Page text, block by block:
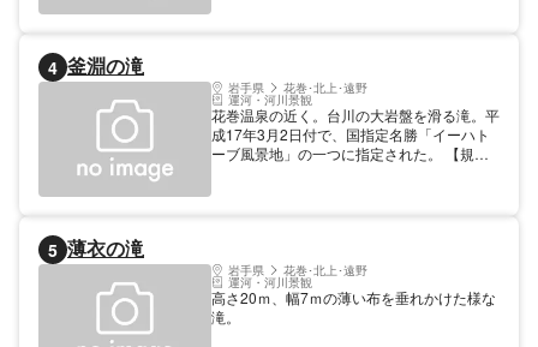
4 釜淵の滝
岩手県 花巻･北上･遠野
運河・河川景観
花巻温泉の近く。台川の大岩盤を滑る滝。平
成17年3月2日付で、国指定名勝「イーハト
ーブ風景地」の一つに指定された。 【規
5 薄衣の滝
岩手県 花巻･北上･遠野
運河・河川景観
高さ20ｍ、幅7ｍの薄い布を垂れかけた様な
滝。